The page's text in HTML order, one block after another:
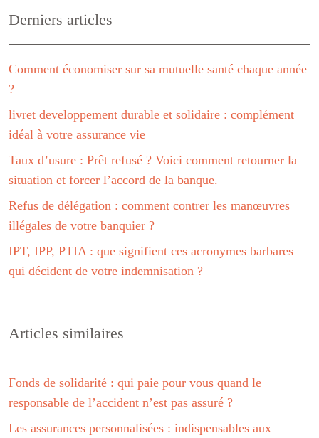
Derniers articles
Comment économiser sur sa mutuelle santé chaque année
?
livret developpement durable et solidaire : complément
idéal à votre assurance vie
Taux d’usure : Prêt refusé ? Voici comment retourner la
situation et forcer l’accord de la banque.
Refus de délégation : comment contrer les manœuvres
illégales de votre banquier ?
IPT, IPP, PTIA : que signifient ces acronymes barbares
qui décident de votre indemnisation ?
Articles similaires
Fonds de solidarité : qui paie pour vous quand le
responsable de l’accident n’est pas assuré ?
Les assurances personnalisées : indispensables aux